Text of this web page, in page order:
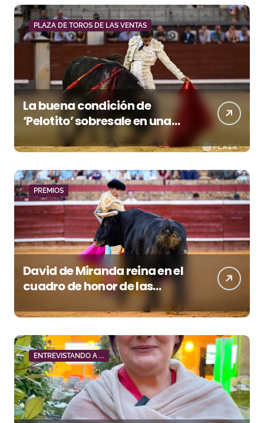
PLAZA DE TOROS DE LAS VENTAS
La buena condición de
‘Pelotito’ sobresale en una
noche gris en Las Ventas
PREMIOS
David de Miranda reina en el
cuadro de honor de las
Colombinas 2026
ENTREVISTANDO A ...